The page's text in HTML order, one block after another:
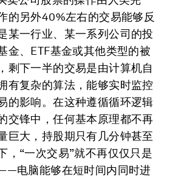
的另外40%左右的交易能够反
某一行业、某一系列公司的投
金、ETF基金或其他类型的被
剩下一半的交易是由计算机自
有复杂的算法，能够实时监控
的影响。在这种遵循循环逻辑
交锋中，任何基本原理都不再
巨大，持股期只有几分钟甚至
，“一次交易”就不再仅仅只是
电脑能够在短时间内同时进